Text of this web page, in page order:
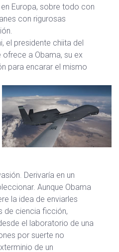
Europa, sobre todo con
con rigurosas
el presidente chiita del
a Obama, su ex
para encarar el mismo
Derivaría en un
Aunque Obama
la idea de enviarles
de ciencia ficción,
el laboratorio de una
por suerte no
de un